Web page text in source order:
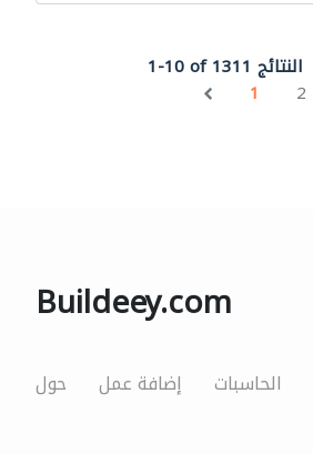
1-10 of 1311 النتائج
1
2
Buildeey.com
حول إضافة عمل الحاسبات